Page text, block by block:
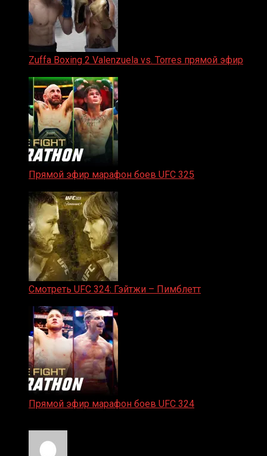
Zuffa Boxing 2 Valenzuela vs. Torres прямой эфир
Прямой эфир марафон боев UFC 325
Смотреть UFC 324: Гэйтжи – Пимблетт
Прямой эфир марафон боев UFC 324